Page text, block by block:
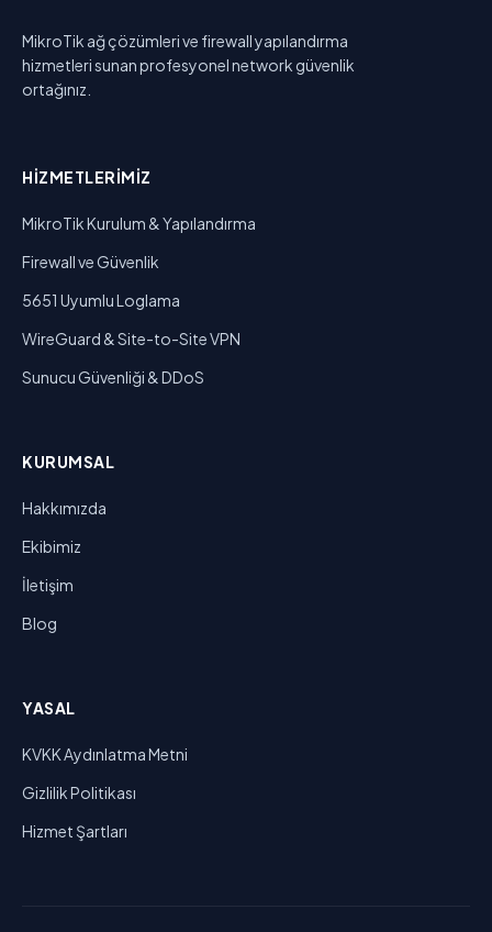
MikroTik ağ çözümleri ve firewall yapılandırma
hizmetleri sunan profesyonel network güvenlik
ortağınız.
HIZMETLERIMIZ
MikroTik Kurulum & Yapılandırma
Firewall ve Güvenlik
5651 Uyumlu Loglama
WireGuard & Site-to-Site VPN
Sunucu Güvenliği & DDoS
KURUMSAL
Hakkımızda
Ekibimiz
İletişim
Blog
YASAL
KVKK Aydınlatma Metni
Gizlilik Politikası
Hizmet Şartları